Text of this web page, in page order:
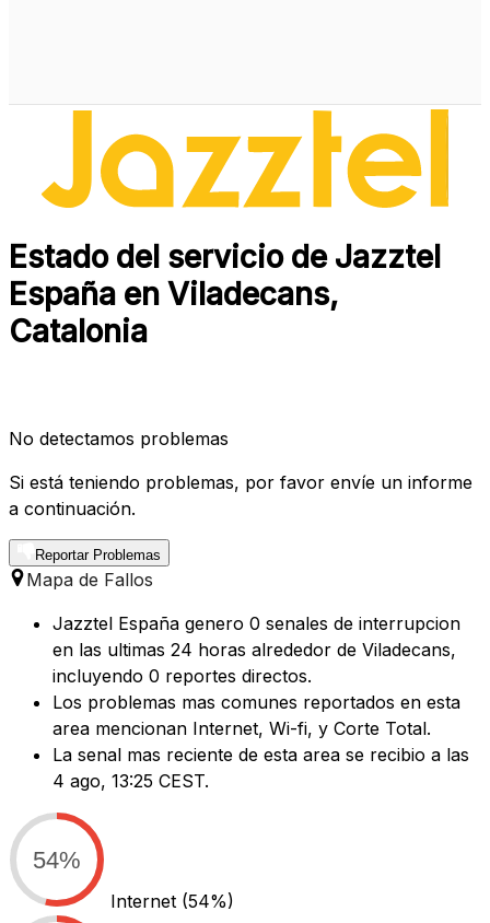
Estado del servicio de Jazztel
España en Viladecans,
Catalonia
No detectamos problemas
Si está teniendo problemas, por favor envíe un informe
a continuación.
Reportar Problemas
Mapa de Fallos
Jazztel España genero 0 senales de interrupcion
en las ultimas 24 horas alrededor de Viladecans,
incluyendo 0 reportes directos.
Los problemas mas comunes reportados en esta
area mencionan Internet, Wi-fi, y Corte Total.
La senal mas reciente de esta area se recibio a las
4 ago, 13:25 CEST.
54%
Internet (54%)